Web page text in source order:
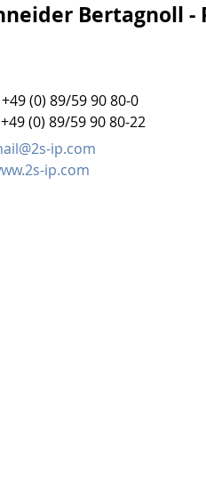
Bertagnoll
(0) 89/59 90 80-0
+49 (0) 89/59 90 80-22
ip.com
ip.com